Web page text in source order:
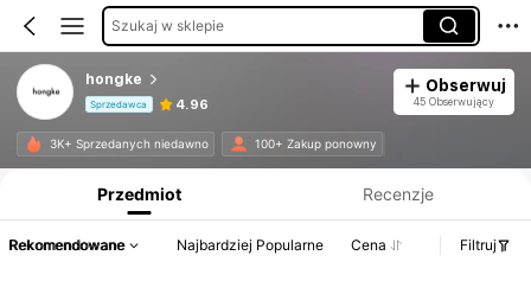
Szukaj w sklepie
hongke
Sprzedawca 4.96
Obserwuj
45 Obserwujący
3K+ Sprzedanych niedawno 100+ Zakup ponowny
Przedmiot Recenzje
Rekomendowane Najbardziej Popularne Cena Filtruj